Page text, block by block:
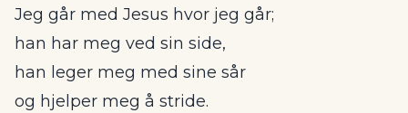
Jeg går med Jesus hvor jeg går;
han har meg ved sin side,
han leger meg med sine sår
og hjelper meg å stride.